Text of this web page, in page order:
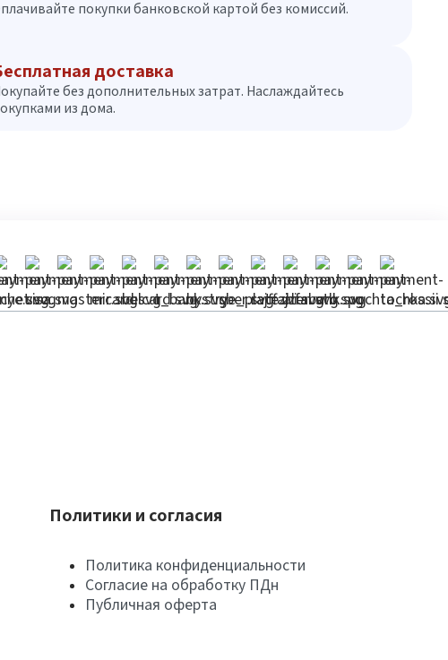
покупки банковской картой без комиссий.
доставка
без дополнительных затрат. Наслаждайтесь
из дома.
Политики и согласия
Политика конфиденциальности
Согласие на обработку ПДн
Публичная оферта